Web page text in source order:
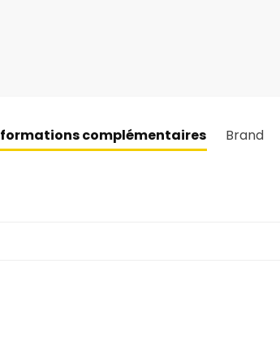
complémentaires Brand